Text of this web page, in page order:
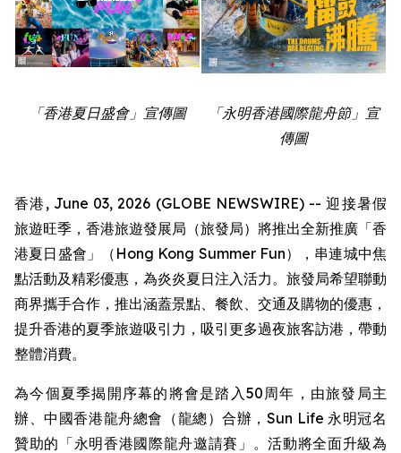
「香港夏日盛會」宣傳圖
「永明香港國際龍舟節」宣
傳圖
香港, June 03, 2026 (GLOBE NEWSWIRE) -- 迎接暑假
旅遊旺季，香港旅遊發展局（旅發局）將推出全新推廣「香
港夏日盛會」（Hong Kong Summer Fun），串連城中焦
點活動及精彩優惠，為炎炎夏日注入活力。旅發局希望聯動
商界攜手合作，推出涵蓋景點、餐飲、交通及購物的優惠，
提升香港的夏季旅遊吸引力，吸引更多過夜旅客訪港，帶動
整體消費。
為今個夏季揭開序幕的將會是踏入50周年，由旅發局主
辦、中國香港龍舟總會（龍總）合辦，Sun Life 永明冠名
贊助的「永明香港國際龍舟邀請賽」。活動將全面升級為